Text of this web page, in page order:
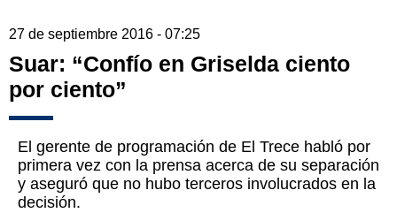
27 de septiembre 2016 - 07:25
Suar: “Confío en Griselda ciento
por ciento”
El gerente de programación de El Trece habló por
primera vez con la prensa acerca de su separación
y aseguró que no hubo terceros involucrados en la
decisión.